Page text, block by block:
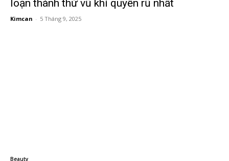
loạn thành thứ vũ khí quyến rũ nhất
Kimcan - 5 Tháng 9, 2025
Beauty